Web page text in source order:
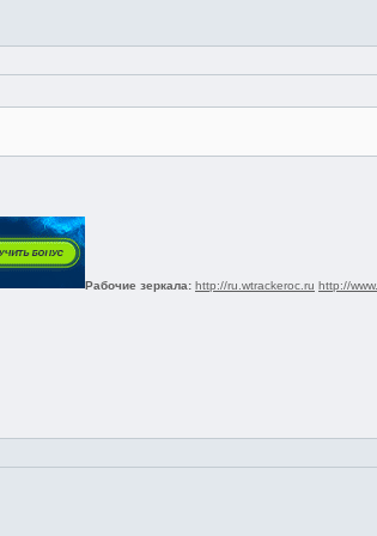
Рабочие зеркала: http://ru.wtrackeroc.ru http://